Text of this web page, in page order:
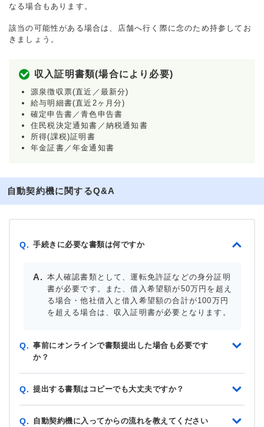
なる場合もあります。
該当の可能性がある場合は、店舗へ行く際に念のため持参してお
きましょう。
収入証明書類(場合により必要)
源泉徴収票(直近／最新分)
給与明細書(直近2ヶ月分)
確定申告書／青色申告書
住民税決定通知書／納税通知書
所得(課税)証明書
年金証書／年金通知書
自動契約機に関するQ&A
Q. 手続きに必要な書類は何ですか
本人確認書類として、運転免許証などの身分証明
書が必要です。また、借入希望額が50万円を超え
る場合・他社借入と借入希望額の合計が100万円
を超える場合は、収入証明書が必要となります。
Q. 事前にオンラインで書類提出した場合も必要です
か？
Q. 提出する書類はコピーでも大丈夫ですか？
Q. 自動契約機に入ってからの流れを教えてください